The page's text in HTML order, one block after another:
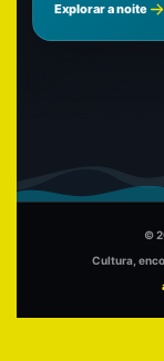
Explorar a noite
©
Cultura,